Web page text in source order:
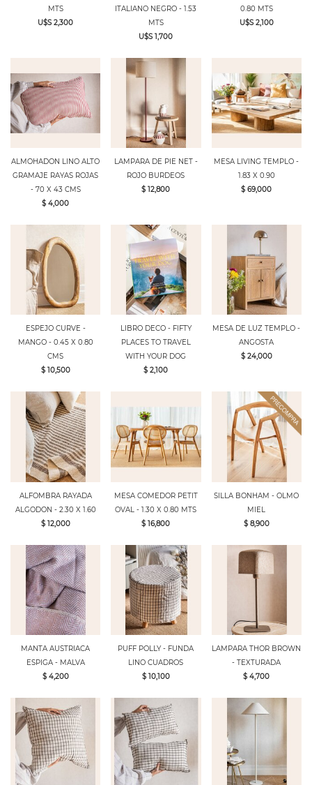
MTS
U$S 2,300
ITALIANO NEGRO - 1.53
MTS
U$S 1,700
0.80 MTS
U$S 2,100
ALMOHADON LINO ALTO
GRAMAJE RAYAS ROJAS
- 70 X 43 CMS
$ 4,000
LAMPARA DE PIE NET -
ROJO BURDEOS
$ 12,800
MESA LIVING TEMPLO -
1.83 X 0.90
$ 69,000
ESPEJO CURVE -
MANGO - 0.45 X 0.80
CMS
$ 10,500
LIBRO DECO - FIFTY
PLACES TO TRAVEL
WITH YOUR DOG
$ 2,100
MESA DE LUZ TEMPLO -
ANGOSTA
$ 24,000
ALFOMBRA RAYADA
ALGODON - 2.30 X 1.60
$ 12,000
MESA COMEDOR PETIT
OVAL - 1.30 X 0.80 MTS
$ 16,800
SILLA BONHAM - OLMO
MIEL
$ 8,900
MANTA AUSTRIACA
ESPIGA - MALVA
$ 4,200
PUFF POLLY - FUNDA
LINO CUADROS
$ 10,100
LAMPARA THOR BROWN
- TEXTURADA
$ 4,700